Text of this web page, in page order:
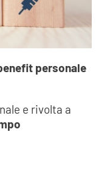
personale
e rivolta a